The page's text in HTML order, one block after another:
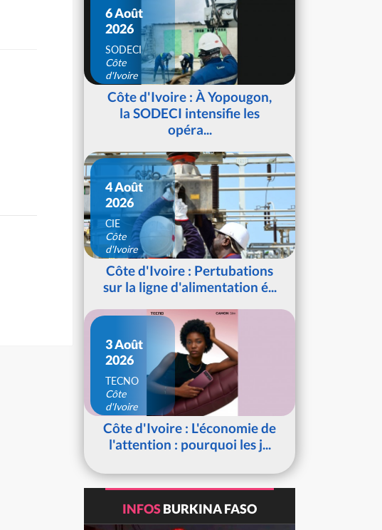
6 Août
2026
SODECI
Côte
d'Ivoire
Côte d'Ivoire : À Yopougon,
la SODECI intensifie les
opéra...
4 Août
2026
CIE
Côte
d'Ivoire
Côte d'Ivoire : Pertubations
sur la ligne d'alimentation é...
3 Août
2026
TECNO
Côte
d'Ivoire
Côte d'Ivoire : L'économie de
l'attention : pourquoi les j...
INFOSBURKINA FASO